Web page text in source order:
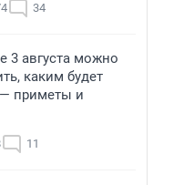
34
3 августа можно
каким будет
— приметы и
11